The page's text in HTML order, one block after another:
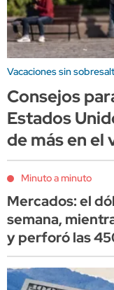
Vacaciones sin
Consejos
Estados
de más en el
Minuto a minuto
Mercados: el
semana,
y perforó las